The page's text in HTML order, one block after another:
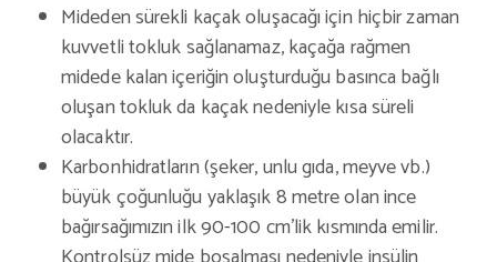
Mideden sürekli kaçak oluşacağı için hiçbir zaman
kuvvetli tokluk sağlanamaz, kaçağa rağmen
midede kalan içeriğin oluşturduğu basınca bağlı
oluşan tokluk da kaçak nedeniyle kısa süreli
olacaktır.
Karbonhidratların (şeker, unlu gıda, meyve vb.)
büyük çoğunluğu yaklaşık 8 metre olan ince
bağırsağımızın ilk 90-100 cm’lik kısmında emilir.